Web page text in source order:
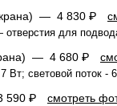
— 4 830 ₽
для
— 4 680 ₽
световой поток -
590 ₽ смотреть